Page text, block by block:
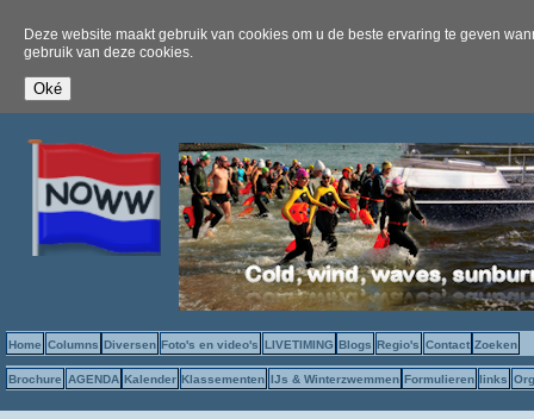
Deze website maakt gebruik van cookies om u de beste ervaring te geven
gebruik van deze cookies.
Home Columns Diversen Foto's en video's LIVETIMING Blogs Regio's Contact Zoeken
Brochure AGENDA Kalender Klassementen IJs & Winterzwemmen Formulieren links